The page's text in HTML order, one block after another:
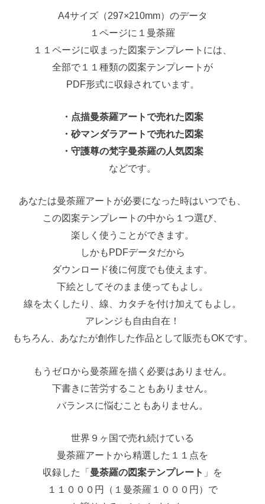
A4サイズ（297×210mm）のデータ
１ページに１曼荼羅
１１ページに収まった図案テンプレートには、
全部で１１種類の図案テンプレートが
PDF形式に収録されています。
・点描曼荼羅アートで売れた図案
・砂マンダラアートで売れた図案
・守護尊の梵字曼荼羅の人気図案
などです。
あなたは曼荼羅アートが必要になった時はいつでも、
この図案テンプレートの中から１つ選び、
楽しく使うことができます。
しかもPDFデータだから
ダウンロード後に何度でも使えます。
下絵としてそのまま使ってもよし。
線を太くしたり、線、カタチを付け加えてもよし。
アレンジも自由自在！
もちろん、あなたが創作した作品として販売もOKです。
もうゼロから曼荼羅を描く必要はありません。
下書きに苦労することもありません。
バランスに悩むこともありません。
世界９ヶ国で売れ続けている
曼荼羅アートから精選した１１点を
収録した「 曼荼羅の図案テンプレート 」を
１１０００円（１曼荼羅１０００円）で